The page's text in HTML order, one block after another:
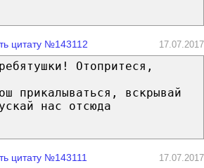
цитату №143112 17.07.2017
Отопритеся,
прикалываться, вскрывай
нас отсюда
цитату №143111 17.07.2017